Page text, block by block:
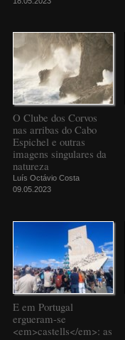
O Clube dos Corvos
nas arribas do Cabo
Espichel e outras
imagens singulares da
natureza
Luís Octávio Costa
09.05.2023
E em Portugal
ergueram-se
<em>castells</em>: as